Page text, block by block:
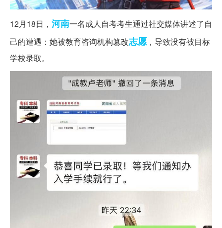
12月18日， 河南一名成人自考考生通过社交媒体讲述了自
己的遭遇：她被教育咨询机构篡改志愿，导致没有被目标
学校录取。